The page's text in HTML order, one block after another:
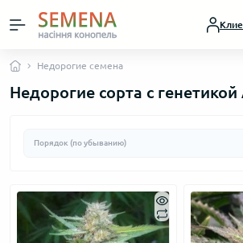
Недорогие семена
Недорогие сорта с генетикой